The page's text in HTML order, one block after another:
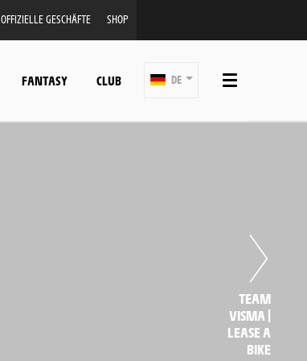
OFFIZIELLE GESCHÄFTE SHOP
FANTASY CLUB DE
TEAM
VISMA |
LEASE A
BIKE